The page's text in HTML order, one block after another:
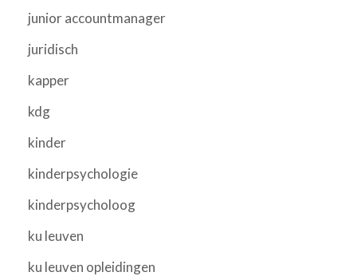
junior accountmanager
juridisch
kapper
kdg
kinder
kinderpsychologie
kinderpsycholoog
ku leuven
ku leuven opleidingen